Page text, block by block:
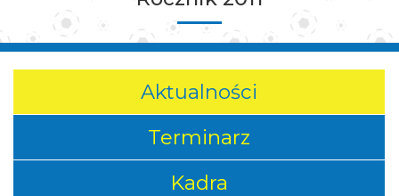
Aktualności
Terminarz
Kadra